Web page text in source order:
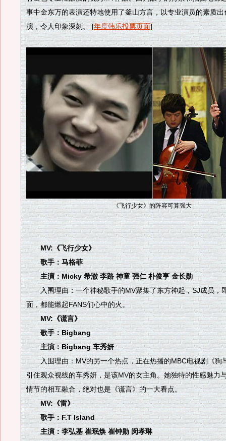
事中金东万的表演还特地使用了釜山方言，以专业演员的素质
演，令人印象深刻。 [年度韩乐投票页面]
《飞行少女》的阵容可算强大
MV:《飞行少女》
歌手：马格菲
主演：Micky 希澈 李路 神童 强仁 朴俊亨 金长勋
入围理由：一个神秘歌手的MV聚集了东方神起，SJ成员，
面，都能燃起FANS们心中的火。
MV:《谎言》
歌手：Bigbang
主演：Bigbang 车秀妍
入围理由：MV的另一个热点，正在热播的MBC电视剧《狗
引住观众视线的车秀妍，是该MV的女主角。她独特的性感魅力
情节的相互融合，绝对也是《谎言》的一大看点。
MV:《雷》
歌手：F.T Island
主演：李弘基 崔珉焕 崔钟勋 闵孝琳